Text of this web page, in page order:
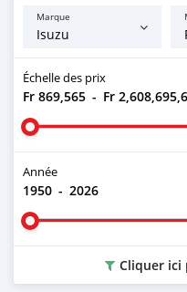
Marque
Échelle des prix
Fr 869,565 - Fr
Année
1950 - 2026
Cliquer ici